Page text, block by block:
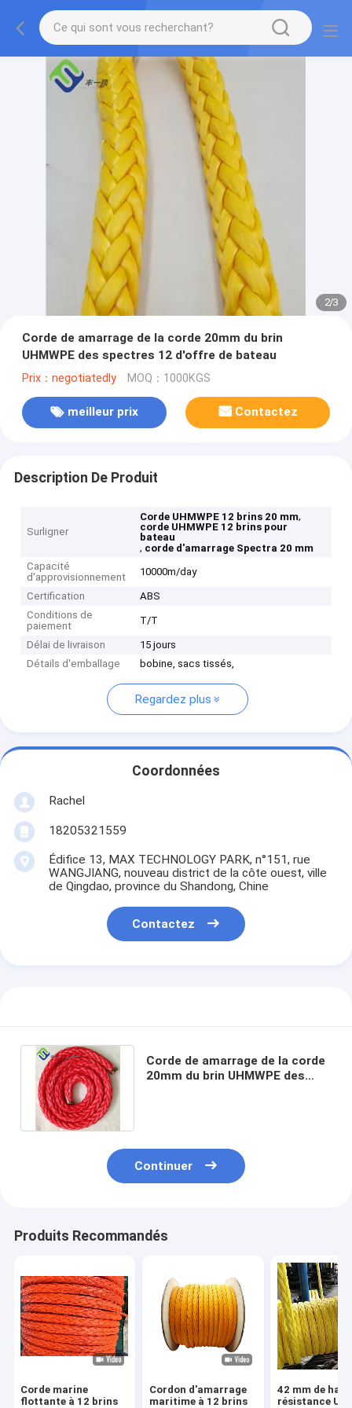
2/3
Corde de amarrage de la corde 20mm du brin
UHMWPE des spectres 12 d'offre de bateau
Prix：negotiatedly MOQ：1000KGS
meilleur prix Contactez
Description De Produit
Surligner
Corde UHMWPE 12 brins 20 mm,
corde UHMWPE 12 brins pour
bateau
, corde d'amarrage Spectra 20 mm
Capacité
d'approvisionnement
10000m/day
Certification
ABS
Conditions de
paiement
T/T
Délai de livraison
15 jours
Détails d'emballage
bobine, sacs tissés,
Regardez plus
Coordonnées
Rachel
18205321559
Édifice 13, MAX TECHNOLOGY PARK, n°151, rue
WANGJIANG, nouveau district de la côte ouest, ville
de Qingdao, province du Shandong, Chine
Contactez
Corde de amarrage de la corde
20mm du brin UHMWPE des
Continuer
Produits Recommandés
Corde marine
flottante à 12 brins
Cordon d'amarrage
maritime à 12 brins
42 mm de
résistance